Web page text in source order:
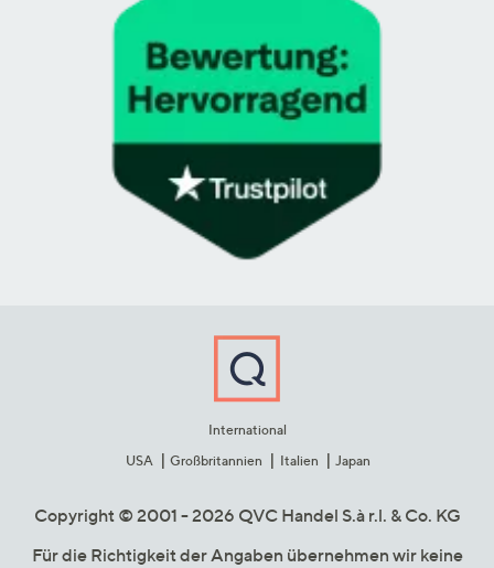
International
USA
Großbritannien Italien Japan
Copyright © 2001 - 2026 QVC Handel S.à r.l. & Co. KG
Für die Richtigkeit der Angaben übernehmen wir keine